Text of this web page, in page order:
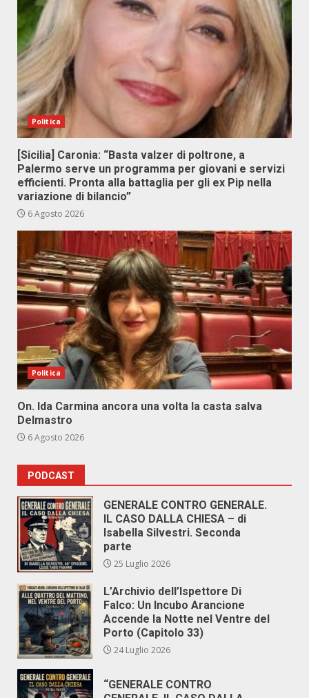
Politica
[Sicilia] Caronia: “Basta valzer di poltrone, a
Palermo serve un programma per giovani e servizi
efficienti. Pronta alla battaglia per gli ex Pip nella
variazione di bilancio”
6 Agosto 2026
Politica
On. Ida Carmina ancora una volta la casta salva
Delmastro
6 Agosto 2026
PODCAST
GENERALE CONTRO GENERALE.
IL CASO DALLA CHIESA – di
Isabella Silvestri. Seconda
parte
25 Luglio 2026
L’Archivio dell’Ispettore Di
Falco: Un Incubo Arancione
Accende la Notte nel Ventre del
Porto (Capitolo 33)
24 Luglio 2026
“GENERALE CONTRO